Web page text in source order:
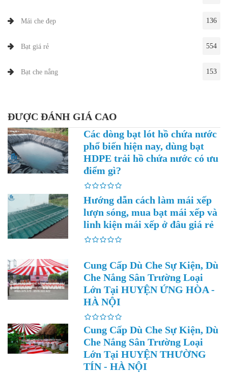
Mái che đẹp 136
Bạt giá rẻ 554
Bạt che nắng 153
ĐƯỢC ĐÁNH GIÁ CAO
Các dòng bạt lót hồ chứa nước
phổ biến hiện nay, dùng bạt
HDPE trải hồ chứa nước có ưu
điểm gì?
Hướng dẫn cách làm mái xếp
lượn sóng, mua bạt mái xếp và
linh kiện mái xếp ở đâu giá rẻ
Cung Cấp Dù Che Sự Kiện, Dù
Che Nắng Sân Trường Loại
Lớn Tại HUYỆN ỨNG HÒA -
HÀ NỘI
Cung Cấp Dù Che Sự Kiện, Dù
Che Nắng Sân Trường Loại
Lớn Tại HUYỆN THƯỜNG
TÍN - HÀ NỘI